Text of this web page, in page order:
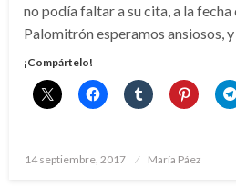
no podía faltar a su cita, a la fecha
Palomitrón esperamos ansiosos, y
¡Compártelo!
Publicado
14 septiembre, 2017 María Páez